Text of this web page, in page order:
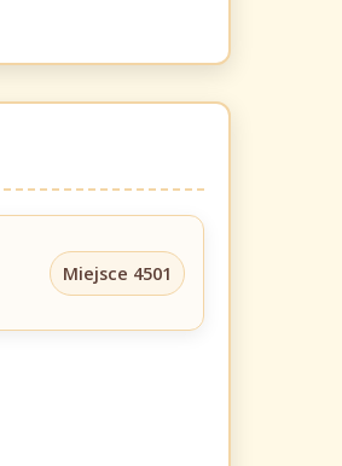
Miejsce 4501